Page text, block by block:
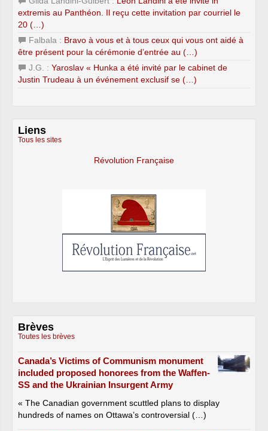
extremis au Panthéon. Il reçu cette invitation par courriel le
20 (…)
Falbala : Bravo à vous et à tous ceux qui vous ont aidé à
être présent pour la cérémonie d’entrée au (…)
J.G. : Yaroslav « Hunka a été invité par le cabinet de
Justin Trudeau à un événement exclusif se (…)
Liens
Tous les sites
Révolution Française
Brèves
Toutes les brèves
Canada’s Victims of Communism monument
included proposed honorees from the Waffen-
SS and the Ukrainian Insurgent Army
« The Canadian government scuttled plans to display
hundreds of names on Ottawa’s controversial (…)